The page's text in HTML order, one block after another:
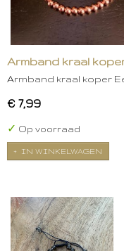
Armband kraal
Armband kraal koper
€ 7,99
✓ Op voorraad
IN WINKELWAGEN